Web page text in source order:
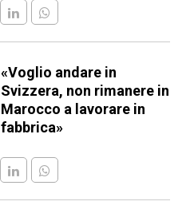
«Voglio andare in
Svizzera, non rimanere in
Marocco a lavorare in
fabbrica»